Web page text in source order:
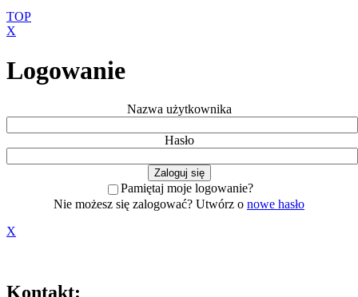
TOP
X
Logowanie
Nazwa użytkownika
Hasło
Pamiętaj moje logowanie?
Nie możesz się zalogować? Utwórz o nowe hasło
X
Kontakt: